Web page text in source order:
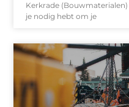
Kerkrade
je nodig hebt om je